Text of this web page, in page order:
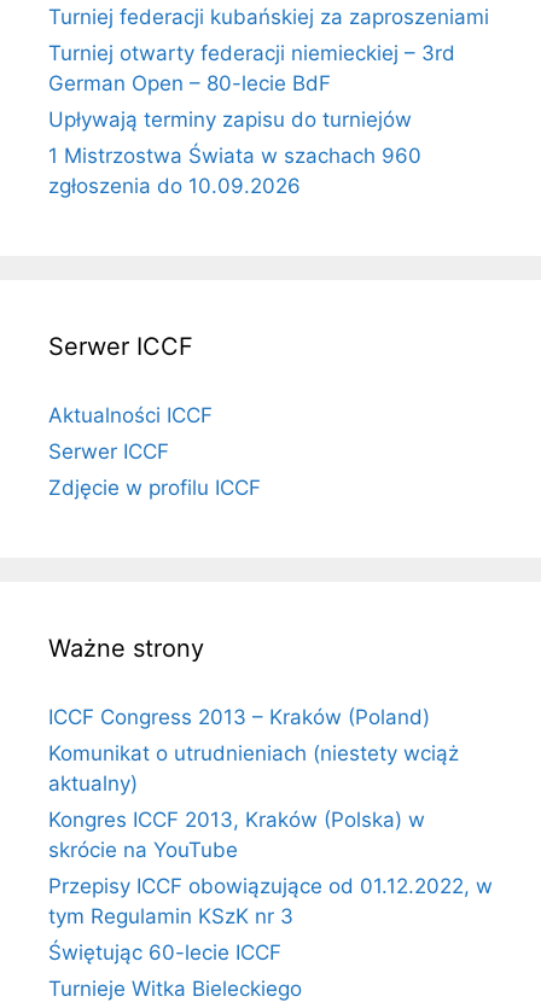
Turniej federacji kubańskiej za zaproszeniami
Turniej otwarty federacji niemieckiej – 3rd
German Open – 80-lecie BdF
Upływają terminy zapisu do turniejów
1 Mistrzostwa Świata w szachach 960
zgłoszenia do 10.09.2026
Serwer ICCF
Aktualności ICCF
Serwer ICCF
Zdjęcie w profilu ICCF
Ważne strony
ICCF Congress 2013 – Kraków (Poland)
Komunikat o utrudnieniach (niestety wciąż
aktualny)
Kongres ICCF 2013, Kraków (Polska) w
skrócie na YouTube
Przepisy ICCF obowiązujące od 01.12.2022, w
tym Regulamin KSzK nr 3
Świętując 60-lecie ICCF
Turnieje Witka Bieleckiego